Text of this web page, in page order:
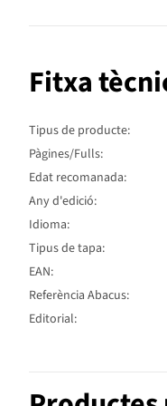
Fitxa
Tipus de producte:
Pàgines/Fulls:
Edat recomanada:
Any d'edició:
Idioma:
Tipus de tapa:
EAN:
Referència Abacus:
Editorial: